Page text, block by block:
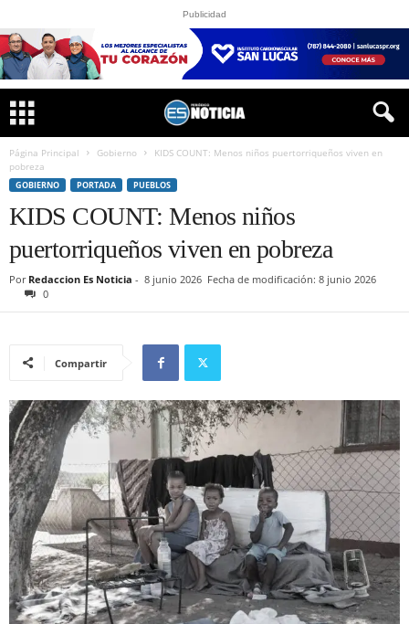
Publicidad
Página Principal Gobierno
KIDS COUNT: Menos niños puertorriqueños viven en
pobreza
GOBIERNO PORTADA PUEBLOS
KIDS COUNT: Menos niños
puertorriqueños viven en pobreza
Por Redaccion Es Noticia - 8 junio 2026 Fecha de modificación: 8 junio 2026
0
Compartir